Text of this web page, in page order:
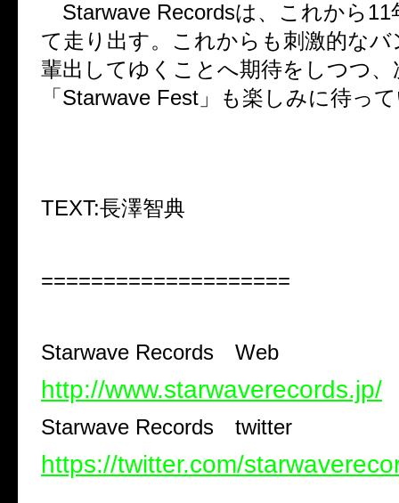
Starwave Recordsは、これから11
て走り出す。これからも刺激的な
輩出してゆくことへ期待をしつつ
「 Starwave Fest 」も楽しみに待っ
TEXT:長澤智典
====================
Starwave Records Web
http://www.starwaverecords.jp/
Starwave Records twitter
https://twitter.com/